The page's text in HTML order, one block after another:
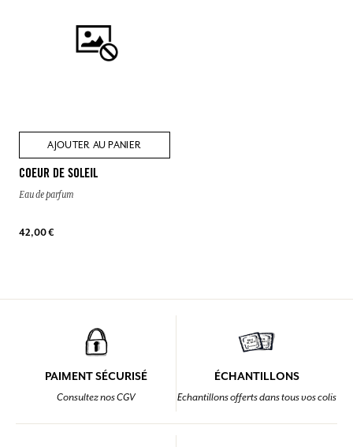
AJOUTER AU PANIER
COEUR DE SOLEIL
Eau de parfum
42,00 €
PAIMENT SÉCURISÉ
Consultez nos CGV
ÉCHANTILLONS
Echantillons offerts dans tous vos colis